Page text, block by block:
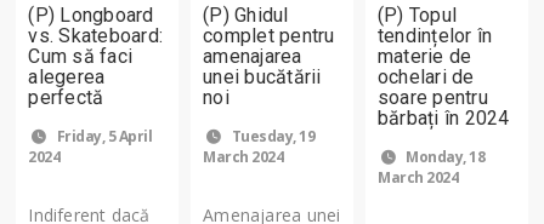
(P) Longboard
vs. Skateboard:
Cum să faci
alegerea
perfectă
Friday, 5 April
2024
Indiferent dacă
(P) Ghidul
complet pentru
amenajarea
unei bucătării
noi
Tuesday, 19
March 2024
Amenajarea unei
(P) Topul
tendințelor în
materie de
ochelari de
soare pentru
bărbați în 2024
Monday, 18
March 2024